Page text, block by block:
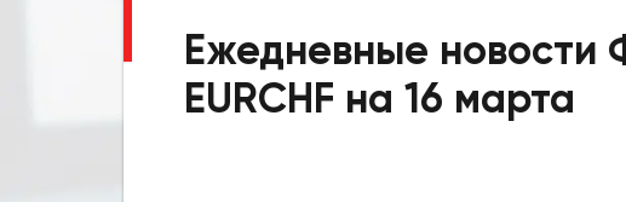
Ежедневные новости
EURCHF на 16 марта